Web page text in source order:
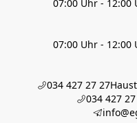
07:00 Uhr - 12:00
07:00 Uhr - 12:00
034 427 27 27
034 427